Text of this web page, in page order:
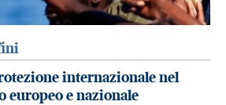
internazionale nel
europeo e nazionale